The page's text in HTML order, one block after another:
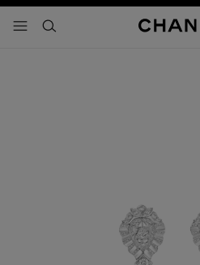
メニュー - メインナビゲーション
- メインナビゲーション
検索